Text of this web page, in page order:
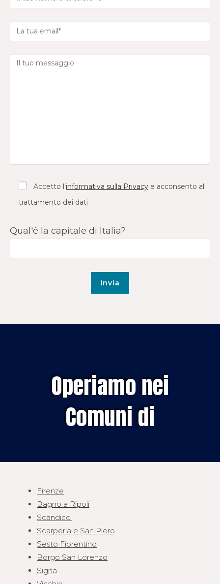
Accetto l'informativa sulla Privacy e acconsento al
trattamento dei dati
Qual'è la capitale di Italia?
Operiamo nei
Comuni di
Firenze
Bagno a Ripoli
Scandicci
Scarperia e San Piero
Sesto Fiorentino
Borgo San Lorenzo
Signa